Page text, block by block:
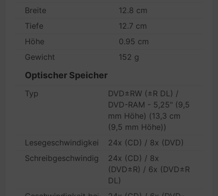
Breite
12.8 cm
Tiefe
12.7 cm
Höhe
0.95 cm
Gewicht
152 g
Optischer Speicher
Typ
DVD±RW (±R DL) /
DVD-RAM - 5,25" (9,5
mm Höhe) (13,3 cm
(9,5 mm Höhe))
Lesegeschwindigkeit
24x (CD) / 8x (DVD)
Schreibgeschwindigkeit24x (CD) / 8x
(DVD±R) / 6x (DVD±R
DL)